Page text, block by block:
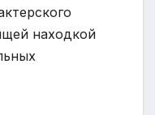
находкой